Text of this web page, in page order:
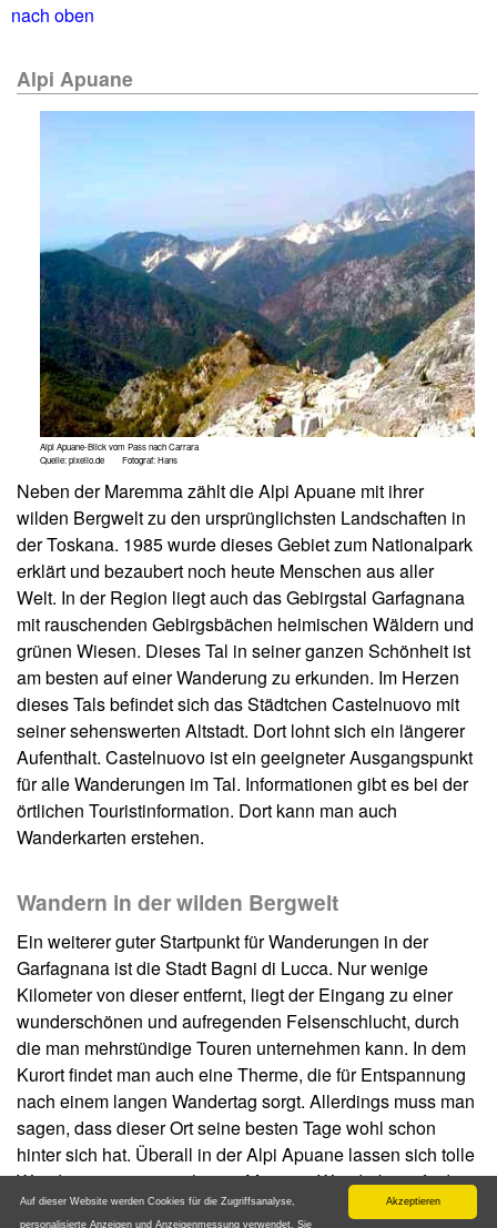
nach oben
Alpi Apuane
Alpi Apuane-Blick vom Pass nach Carrara
Quelle: pixelio.de Fotograf: Hans
Neben der Maremma zählt die Alpi Apuane mit ihrer
wilden Bergwelt zu den ursprünglichsten Landschaften in
der Toskana. 1985 wurde dieses Gebiet zum Nationalpark
erklärt und bezaubert noch heute Menschen aus aller
Welt. In der Region liegt auch das Gebirgstal Garfagnana
mit rauschenden Gebirgsbächen heimischen Wäldern und
grünen Wiesen. Dieses Tal in seiner ganzen Schönheit ist
am besten auf einer Wanderung zu erkunden. Im Herzen
dieses Tals befindet sich das Städtchen Castelnuovo mit
seiner sehenswerten Altstadt. Dort lohnt sich ein längerer
Aufenthalt. Castelnuovo ist ein geeigneter Ausgangspunkt
für alle Wanderungen im Tal. Informationen gibt es bei der
örtlichen Touristinformation. Dort kann man auch
Wanderkarten erstehen.
Wandern in der wilden Bergwelt
Ein weiterer guter Startpunkt für Wanderungen in der
Garfagnana ist die Stadt Bagni di Lucca. Nur wenige
Kilometer von dieser entfernt, liegt der Eingang zu einer
wunderschönen und aufregenden Felsenschlucht, durch
die man mehrstündige Touren unternehmen kann. In dem
Kurort findet man auch eine Therme, die für Entspannung
nach einem langen Wandertag sorgt. Allerdings muss man
sagen, dass dieser Ort seine besten Tage wohl schon
hinter sich hat. Überall in der Alpi Apuane lassen sich tolle
Wanderungen unternehmen. Mit einer Wanderkarte findet
man auch schnell und einfach die besten Wege. Diese
Akzeptieren
Auf dieser Website werden Cookies für die Zugriffsanalyse,
personalisierte Anzeigen und Anzeigenmessung verwendet. Sie